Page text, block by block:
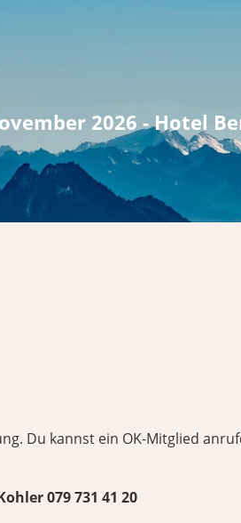
2026 -Hotel
Du kannst ein OK-Mitglied
079 731 41 20